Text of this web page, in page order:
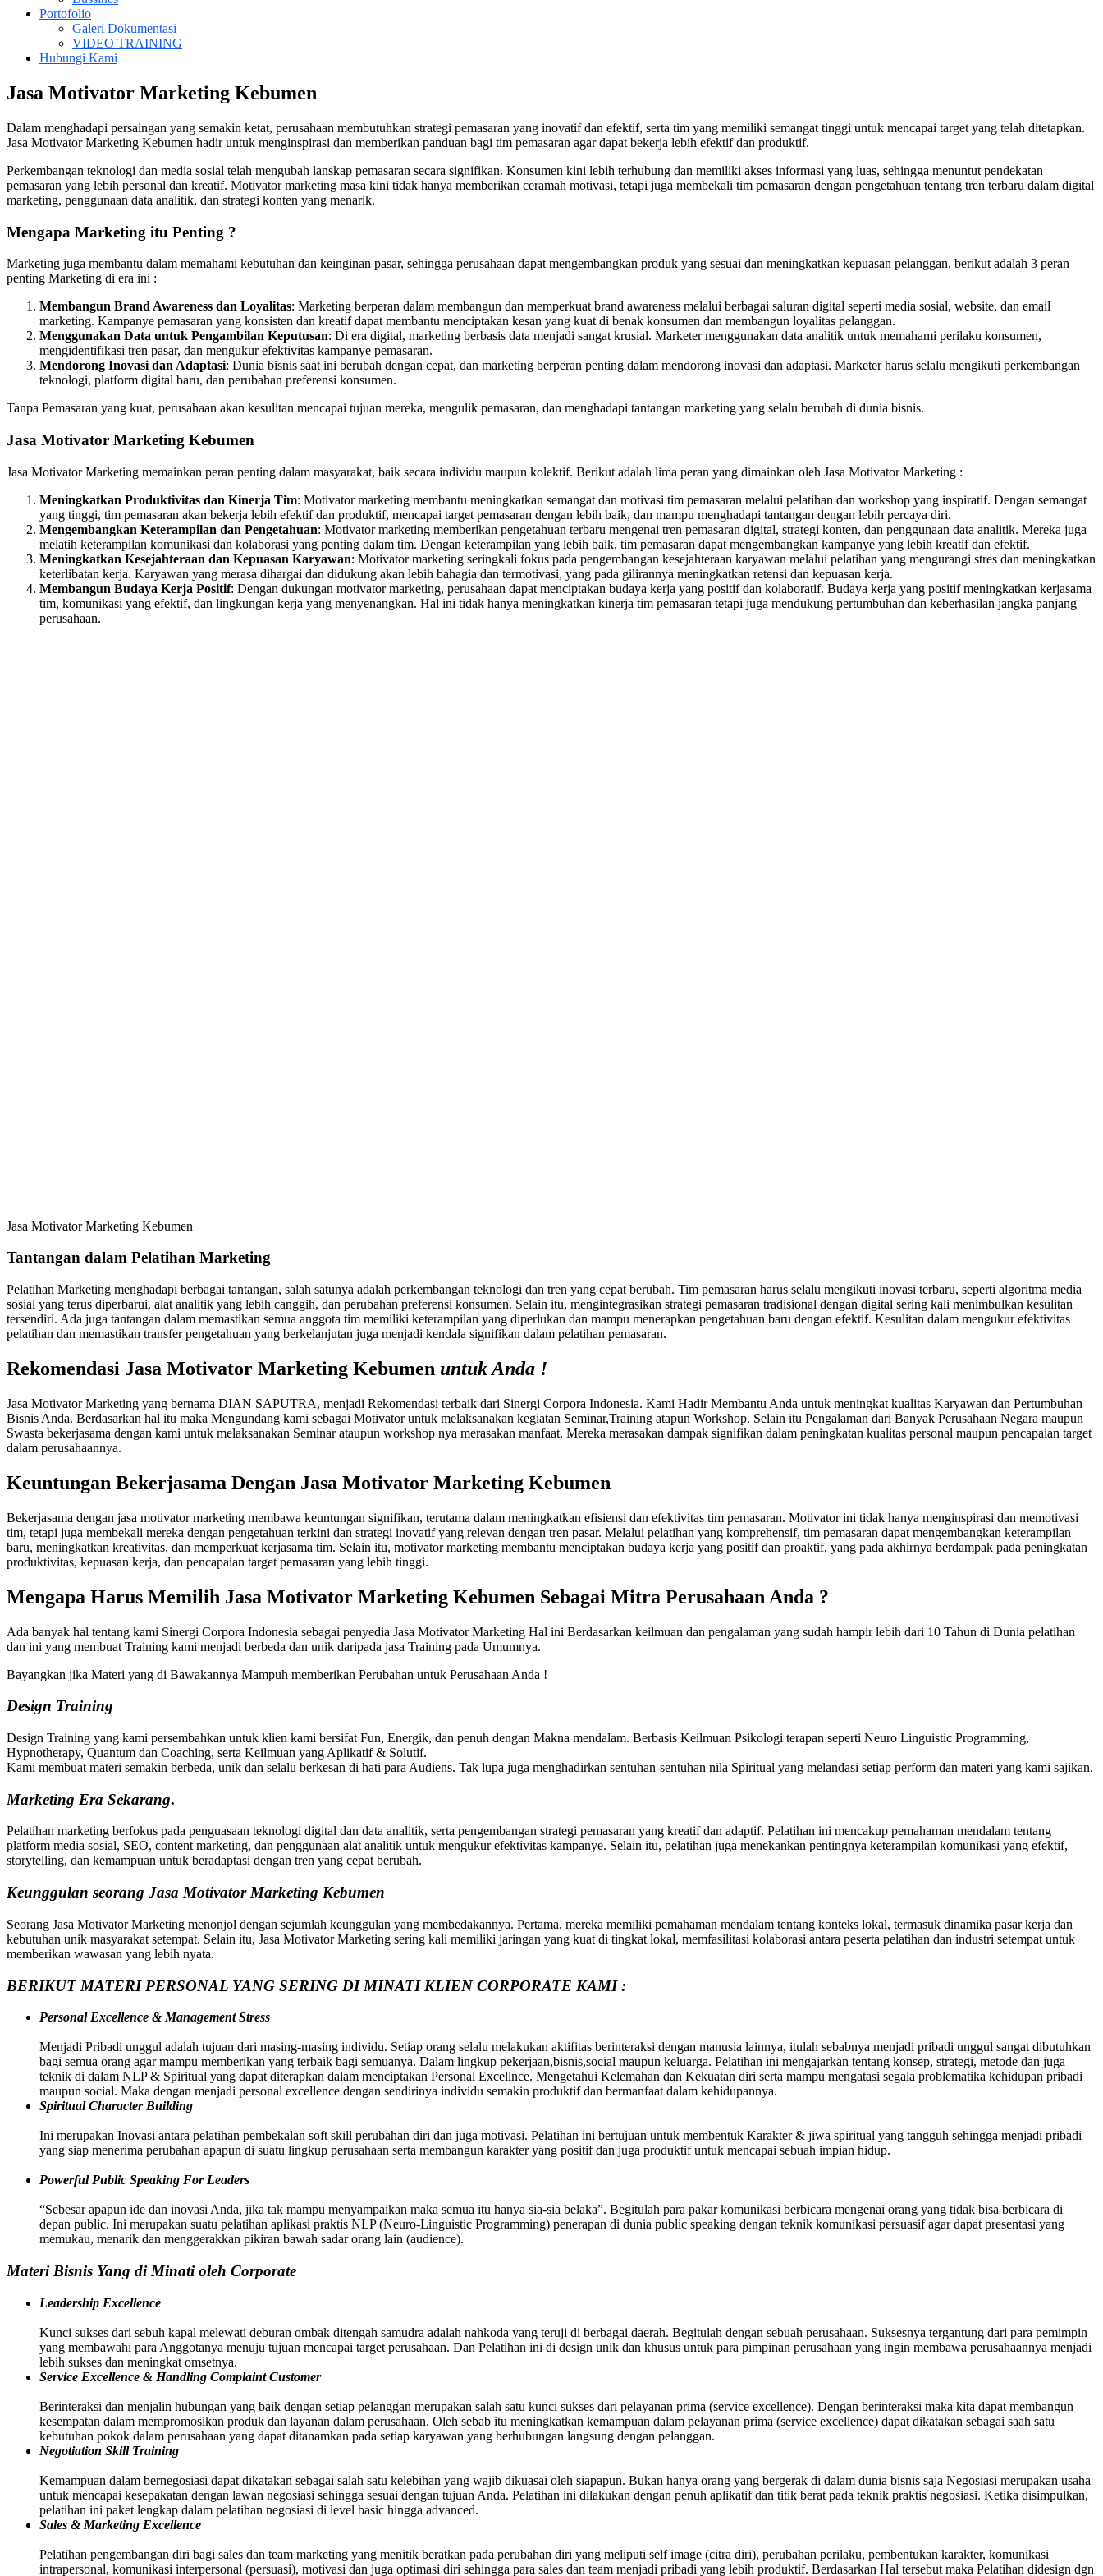
Portofolio
Galeri Dokumentasi
VIDEO TRAINING
Hubungi Kami
Jasa Motivator Marketing Kebumen
Dalam menghadapi persaingan yang semakin ketat, perusahaan membutuhkan strategi pemasaran yang inovatif dan efektif, serta tim yang memiliki semangat tinggi untuk mencapai target yang telah ditetapkan.
Jasa Motivator Marketing Kebumen hadir untuk menginspirasi dan memberikan panduan bagi tim pemasaran agar dapat bekerja lebih efektif dan produktif.
Perkembangan teknologi dan media sosial telah mengubah lanskap pemasaran secara signifikan. Konsumen kini lebih terhubung dan memiliki akses informasi yang luas, sehingga menuntut pendekatan
pemasaran yang lebih personal dan kreatif. Motivator marketing masa kini tidak hanya memberikan ceramah motivasi, tetapi juga membekali tim pemasaran dengan pengetahuan tentang tren terbaru dalam digital
marketing, penggunaan data analitik, dan strategi konten yang menarik.
Mengapa Marketing itu Penting ?
Marketing juga membantu dalam memahami kebutuhan dan keinginan pasar, sehingga perusahaan dapat mengembangkan produk yang sesuai dan meningkatkan kepuasan pelanggan, berikut adalah 3 peran
penting Marketing di era ini :
Membangun Brand Awareness dan Loyalitas: Marketing berperan dalam membangun dan memperkuat brand awareness melalui berbagai saluran digital seperti media sosial, website, dan email
marketing. Kampanye pemasaran yang konsisten dan kreatif dapat membantu menciptakan kesan yang kuat di benak konsumen dan membangun loyalitas pelanggan.
Menggunakan Data untuk Pengambilan Keputusan: Di era digital, marketing berbasis data menjadi sangat krusial. Marketer menggunakan data analitik untuk memahami perilaku konsumen,
mengidentifikasi tren pasar, dan mengukur efektivitas kampanye pemasaran.
Mendorong Inovasi dan Adaptasi: Dunia bisnis saat ini berubah dengan cepat, dan marketing berperan penting dalam mendorong inovasi dan adaptasi. Marketer harus selalu mengikuti perkembangan
teknologi, platform digital baru, dan perubahan preferensi konsumen.
Tanpa Pemasaran yang kuat, perusahaan akan kesulitan mencapai tujuan mereka, mengulik pemasaran, dan menghadapi tantangan marketing yang selalu berubah di dunia bisnis.
Jasa Motivator Marketing Kebumen
Jasa Motivator Marketing memainkan peran penting dalam masyarakat, baik secara individu maupun kolektif. Berikut adalah lima peran yang dimainkan oleh Jasa Motivator Marketing :
Meningkatkan Produktivitas dan Kinerja Tim: Motivator marketing membantu meningkatkan semangat dan motivasi tim pemasaran melalui pelatihan dan workshop yang inspiratif. Dengan semangat
yang tinggi, tim pemasaran akan bekerja lebih efektif dan produktif, mencapai target pemasaran dengan lebih baik, dan mampu menghadapi tantangan dengan lebih percaya diri.
Mengembangkan Keterampilan dan Pengetahuan: Motivator marketing memberikan pengetahuan terbaru mengenai tren pemasaran digital, strategi konten, dan penggunaan data analitik. Mereka juga
melatih keterampilan komunikasi dan kolaborasi yang penting dalam tim. Dengan keterampilan yang lebih baik, tim pemasaran dapat mengembangkan kampanye yang lebih kreatif dan efektif.
Meningkatkan Kesejahteraan dan Kepuasan Karyawan: Motivator marketing seringkali fokus pada pengembangan kesejahteraan karyawan melalui pelatihan yang mengurangi stres dan meningkatkan
keterlibatan kerja. Karyawan yang merasa dihargai dan didukung akan lebih bahagia dan termotivasi, yang pada gilirannya meningkatkan retensi dan kepuasan kerja.
Membangun Budaya Kerja Positif: Dengan dukungan motivator marketing, perusahaan dapat menciptakan budaya kerja yang positif dan kolaboratif. Budaya kerja yang positif meningkatkan kerjasama
tim, komunikasi yang efektif, dan lingkungan kerja yang menyenangkan. Hal ini tidak hanya meningkatkan kinerja tim pemasaran tetapi juga mendukung pertumbuhan dan keberhasilan jangka panjang
perusahaan.
Jasa Motivator Marketing Kebumen
Tantangan dalam Pelatihan Marketing
Pelatihan Marketing menghadapi berbagai tantangan, salah satunya adalah perkembangan teknologi dan tren yang cepat berubah. Tim pemasaran harus selalu mengikuti inovasi terbaru, seperti algoritma media
sosial yang terus diperbarui, alat analitik yang lebih canggih, dan perubahan preferensi konsumen. Selain itu, mengintegrasikan strategi pemasaran tradisional dengan digital sering kali menimbulkan kesulitan
tersendiri. Ada juga tantangan dalam memastikan semua anggota tim memiliki keterampilan yang diperlukan dan mampu menerapkan pengetahuan baru dengan efektif. Kesulitan dalam mengukur efektivitas
pelatihan dan memastikan transfer pengetahuan yang berkelanjutan juga menjadi kendala signifikan dalam pelatihan pemasaran.
Rekomendasi Jasa Motivator Marketing Kebumen untuk Anda !
Jasa Motivator Marketing yang bernama DIAN SAPUTRA, menjadi Rekomendasi terbaik dari Sinergi Corpora Indonesia. Kami Hadir Membantu Anda untuk meningkat kualitas Karyawan dan Pertumbuhan
Bisnis Anda. Berdasarkan hal itu maka Mengundang kami sebagai Motivator untuk melaksanakan kegiatan Seminar,Training atapun Workshop. Selain itu Pengalaman dari Banyak Perusahaan Negara maupun
Swasta bekerjasama dengan kami untuk melaksanakan Seminar ataupun workshop nya merasakan manfaat. Mereka merasakan dampak signifikan dalam peningkatan kualitas personal maupun pencapaian target
dalam perusahaannya.
Keuntungan Bekerjasama Dengan Jasa Motivator Marketing Kebumen
Bekerjasama dengan jasa motivator marketing membawa keuntungan signifikan, terutama dalam meningkatkan efisiensi dan efektivitas tim pemasaran. Motivator ini tidak hanya menginspirasi dan memotivasi
tim, tetapi juga membekali mereka dengan pengetahuan terkini dan strategi inovatif yang relevan dengan tren pasar. Melalui pelatihan yang komprehensif, tim pemasaran dapat mengembangkan keterampilan
baru, meningkatkan kreativitas, dan memperkuat kerjasama tim. Selain itu, motivator marketing membantu menciptakan budaya kerja yang positif dan proaktif, yang pada akhirnya berdampak pada peningkatan
produktivitas, kepuasan kerja, dan pencapaian target pemasaran yang lebih tinggi.
Mengapa Harus Memilih Jasa Motivator Marketing Kebumen Sebagai Mitra Perusahaan Anda ?
Ada banyak hal tentang kami Sinergi Corpora Indonesia sebagai penyedia Jasa Motivator Marketing Hal ini Berdasarkan keilmuan dan pengalaman yang sudah hampir lebih dari 10 Tahun di Dunia pelatihan
dan ini yang membuat Training kami menjadi berbeda dan unik daripada jasa Training pada Umumnya.
Bayangkan jika Materi yang di Bawakannya Mampuh memberikan Perubahan untuk Perusahaan Anda !
Design Training
Design Training yang kami persembahkan untuk klien kami bersifat Fun, Energik, dan penuh dengan Makna mendalam. Berbasis Keilmuan Psikologi terapan seperti Neuro Linguistic Programming,
Hypnotherapy, Quantum dan Coaching, serta Keilmuan yang Aplikatif & Solutif.
Kami membuat materi semakin berbeda, unik dan selalu berkesan di hati para Audiens. Tak lupa juga menghadirkan sentuhan-sentuhan nila Spiritual yang melandasi setiap perform dan materi yang kami sajikan.
Marketing Era Sekarang.
Pelatihan marketing berfokus pada penguasaan teknologi digital dan data analitik, serta pengembangan strategi pemasaran yang kreatif dan adaptif. Pelatihan ini mencakup pemahaman mendalam tentang
platform media sosial, SEO, content marketing, dan penggunaan alat analitik untuk mengukur efektivitas kampanye. Selain itu, pelatihan juga menekankan pentingnya keterampilan komunikasi yang efektif,
storytelling, dan kemampuan untuk beradaptasi dengan tren yang cepat berubah.
Keunggulan seorang Jasa Motivator Marketing Kebumen
Seorang Jasa Motivator Marketing menonjol dengan sejumlah keunggulan yang membedakannya. Pertama, mereka memiliki pemahaman mendalam tentang konteks lokal, termasuk dinamika pasar kerja dan
kebutuhan unik masyarakat setempat. Selain itu, Jasa Motivator Marketing sering kali memiliki jaringan yang kuat di tingkat lokal, memfasilitasi kolaborasi antara peserta pelatihan dan industri setempat untuk
memberikan wawasan yang lebih nyata.
BERIKUT MATERI PERSONAL YANG SERING DI MINATI KLIEN CORPORATE KAMI :
Personal Excellence & Management Stress
Menjadi Pribadi unggul adalah tujuan dari masing-masing individu. Setiap orang selalu melakukan aktifitas berinteraksi dengan manusia lainnya, itulah sebabnya menjadi pribadi unggul sangat dibutuhkan
bagi semua orang agar mampu memberikan yang terbaik bagi semuanya. Dalam lingkup pekerjaan,bisnis,social maupun keluarga. Pelatihan ini mengajarkan tentang konsep, strategi, metode dan juga
teknik di dalam NLP & Spiritual yang dapat diterapkan dalam menciptakan Personal Excellnce. Mengetahui Kelemahan dan Kekuatan diri serta mampu mengatasi segala problematika kehidupan pribadi
maupun social. Maka dengan menjadi personal excellence dengan sendirinya individu semakin produktif dan bermanfaat dalam kehidupannya.
Spiritual Character Building
Ini merupakan Inovasi antara pelatihan pembekalan soft skill perubahan diri dan juga motivasi. Pelatihan ini bertujuan untuk membentuk Karakter & jiwa spiritual yang tangguh sehingga menjadi pribadi
yang siap menerima perubahan apapun di suatu lingkup perusahaan serta membangun karakter yang positif dan juga produktif untuk mencapai sebuah impian hidup.
Powerful Public Speaking For Leaders
“Sebesar apapun ide dan inovasi Anda, jika tak mampu menyampaikan maka semua itu hanya sia-sia belaka”. Begitulah para pakar komunikasi berbicara mengenai orang yang tidak bisa berbicara di
depan public. Ini merupakan suatu pelatihan aplikasi praktis NLP (Neuro-Linguistic Programming) penerapan di dunia public speaking dengan teknik komunikasi persuasif agar dapat presentasi yang
memukau, menarik dan menggerakkan pikiran bawah sadar orang lain (audience).
Materi Bisnis Yang di Minati oleh Corporate
Leadership Excellence
Kunci sukses dari sebuh kapal melewati deburan ombak ditengah samudra adalah nahkoda yang teruji di berbagai daerah. Begitulah dengan sebuah perusahaan. Suksesnya tergantung dari para pemimpin
yang membawahi para Anggotanya menuju tujuan mencapai target perusahaan. Dan Pelatihan ini di design unik dan khusus untuk para pimpinan perusahaan yang ingin membawa perusahaannya menjadi
lebih sukses dan meningkat omsetnya.
Service Excellence & Handling Complaint Customer
Berinteraksi dan menjalin hubungan yang baik dengan setiap pelanggan merupakan salah satu kunci sukses dari pelayanan prima (service excellence). Dengan berinteraksi maka kita dapat membangun
kesempatan dalam mempromosikan produk dan layanan dalam perusahaan. Oleh sebab itu meningkatkan kemampuan dalam pelayanan prima (service excellence) dapat dikatakan sebagai saah satu
kebutuhan pokok dalam perusahaan yang dapat ditanamkan pada setiap karyawan yang berhubungan langsung dengan pelanggan.
Negotiation Skill Training
Kemampuan dalam bernegosiasi dapat dikatakan sebagai salah satu kelebihan yang wajib dikuasai oleh siapapun. Bukan hanya orang yang bergerak di dalam dunia bisnis saja Negosiasi merupakan usaha
untuk mencapai kesepakatan dengan lawan negosiasi sehingga sesuai dengan tujuan Anda. Pelatihan ini dilakukan dengan penuh aplikatif dan titik berat pada teknik praktis negosiasi. Ketika disimpulkan,
pelatihan ini paket lengkap dalam pelatihan negosiasi di level basic hingga advanced.
Sales & Marketing Excellence
Pelatihan pengembangan diri bagi sales dan team marketing yang menitik beratkan pada perubahan diri yang meliputi self image (citra diri), perubahan perilaku, pembentukan karakter, komunikasi
intrapersonal, komunikasi interpersonal (persuasi), motivasi dan juga optimasi diri sehingga para sales dan team menjadi pribadi yang lebih produktif. Berdasarkan Hal tersebut maka Pelatihan didesign dgn